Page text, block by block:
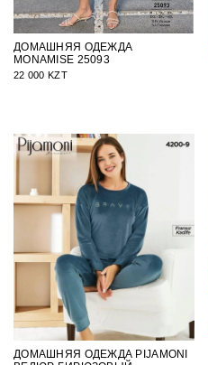
ДОМАШНЯЯ ОДЕЖДА
MONAMISE 25093
22 000 KZT
ДОМАШНЯЯ ОДЕЖДА PIJAMONI